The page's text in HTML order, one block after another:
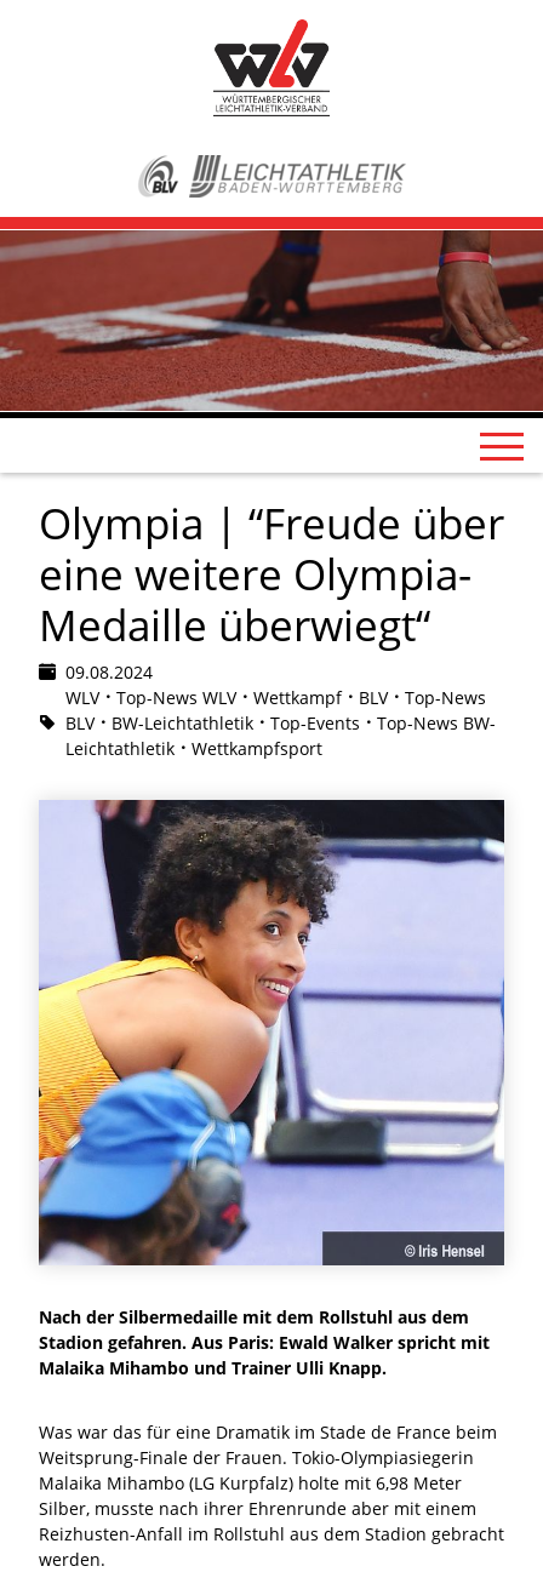
Olympia | “Freude über
eine weitere Olympia-
Medaille überwiegt“
09.08.2024
WLV
Top-News WLV Wettkampf BLV
Top-News
BLV
BW-Leichtathletik Top-Events
Top-News BW-
Leichtathletik
Wettkampfsport
Nach der Silbermedaille mit dem Rollstuhl aus dem
Stadion gefahren. Aus Paris: Ewald Walker spricht mit
Malaika Mihambo und Trainer Ulli Knapp.
Was war das für eine Dramatik im Stade de France beim
Weitsprung-Finale der Frauen. Tokio-Olympiasiegerin
Malaika Mihambo (LG Kurpfalz) holte mit 6,98 Meter
Silber, musste nach ihrer Ehrenrunde aber mit einem
Reizhusten-Anfall im Rollstuhl aus dem Stadion gebracht
werden.